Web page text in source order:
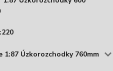
1:87 Úzkorozchodky 760mm